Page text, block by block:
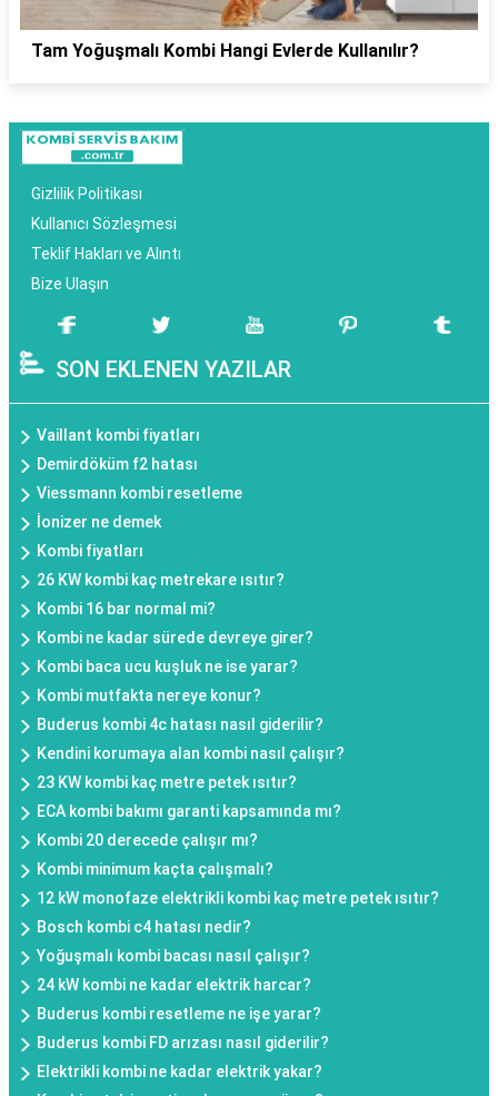
Tam Yoğuşmalı Kombi Hangi Evlerde Kullanılır?
Gizlilik Politikası
Kullanıcı Sözleşmesi
Teklif Hakları ve Alıntı
Bize Ulaşın
SON EKLENEN YAZILAR
Vaillant kombi fiyatları
Demirdöküm f2 hatası
Viessmann kombi resetleme
İonizer ne demek
Kombi fiyatları
26 KW kombi kaç metrekare ısıtır?
Kombi 16 bar normal mi?
Kombi ne kadar sürede devreye girer?
Kombi baca ucu kuşluk ne ise yarar?
Kombi mutfakta nereye konur?
Buderus kombi 4c hatası nasıl giderilir?
Kendini korumaya alan kombi nasıl çalışır?
23 KW kombi kaç metre petek ısıtır?
ECA kombi bakımı garanti kapsamında mı?
Kombi 20 derecede çalışır mı?
Kombi minimum kaçta çalışmalı?
12 kW monofaze elektrikli kombi kaç metre petek ısıtır?
Bosch kombi c4 hatası nedir?
Yoğuşmalı kombi bacası nasıl çalışır?
24 kW kombi ne kadar elektrik harcar?
Buderus kombi resetleme ne işe yarar?
Buderus kombi FD arızası nasıl giderilir?
Elektrikli kombi ne kadar elektrik yakar?